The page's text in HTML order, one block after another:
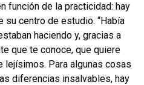
función de la practicidad: hay
centro de estudio. “Había
haciendo y, gracias a
que te conoce, que quiere
Para algunas cosas
diferencias insalvables, hay